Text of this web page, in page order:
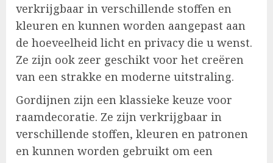
verkrijgbaar in verschillende stoffen en
kleuren en kunnen worden aangepast aan
de hoeveelheid licht en privacy die u wenst.
Ze zijn ook zeer geschikt voor het creëren
van een strakke en moderne uitstraling.
Gordijnen zijn een klassieke keuze voor
raamdecoratie. Ze zijn verkrijgbaar in
verschillende stoffen, kleuren en patronen
en kunnen worden gebruikt om een